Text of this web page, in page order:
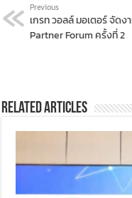
Previous
เกรท วอลล์ มอเตอร์ จัดง
Partner Forum ครั้งที่ 2
Related Articles